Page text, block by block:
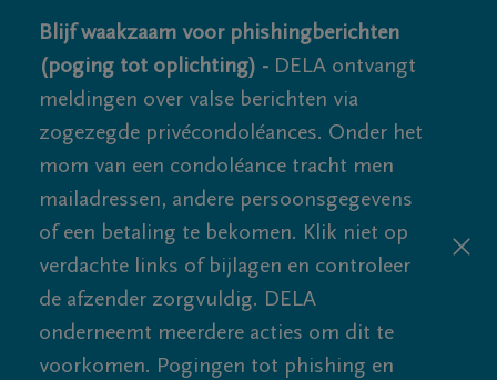
Blijf waakzaam voor phishingberichten
(poging tot oplichting) - DELA ontvangt
meldingen over valse berichten via
zogezegde privécondoléances. Onder het
mom van een condoléance tracht men
mailadressen, andere persoonsgegevens
of een betaling te bekomen. Klik niet op
verdachte links of bijlagen en controleer
de afzender zorgvuldig. DELA
onderneemt meerdere acties om dit te
voorkomen. Pogingen tot phishing en